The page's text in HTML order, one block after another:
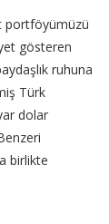
portföyümüzü
gösteren
ruhuna
Türk
dolar
birlikte